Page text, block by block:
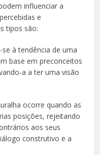
influenciar a
e
tipos são:
se à tendência de uma
base em preconceitos
a a ter uma visão
ocorre quando as
posições, rejeitando
aos seus
construtivo e a